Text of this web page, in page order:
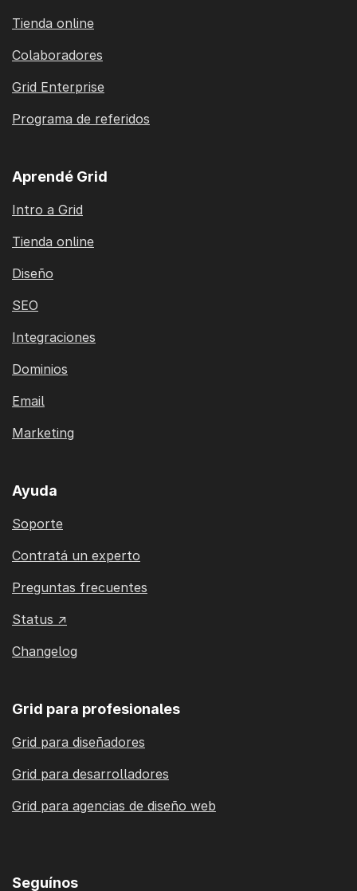
Tienda online
Colaboradores
Grid Enterprise
Programa de referidos
Aprendé Grid
Intro a Grid
Tienda online
Diseño
SEO
Integraciones
Dominios
Email
Marketing
Ayuda
Soporte
Contratá un experto
Preguntas frecuentes
Status ↗
Changelog
Grid para profesionales
Grid para diseñadores
Grid para desarrolladores
Grid para agencias de diseño web
Seguínos